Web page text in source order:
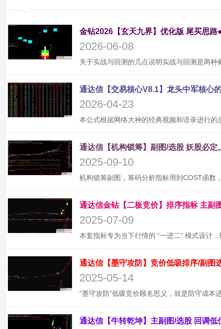
金钻2026【玄天九界】优化版 尾买思
2026-06-08
2026-04-23
2025-09-10
2025-07-09
2025-05-14